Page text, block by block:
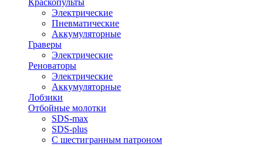
Краскопульты
Электрические
Пневматические
Аккумуляторные
Граверы
Электрические
Реноваторы
Электрические
Аккумуляторные
Лобзики
Отбойные молотки
SDS-max
SDS-plus
С шестигранным патроном